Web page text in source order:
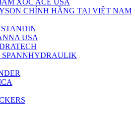
XÓC ACE USA
CHÍNH HÃNG TẠI VIỆT NAM
USA
SPANNHYDRAULIK